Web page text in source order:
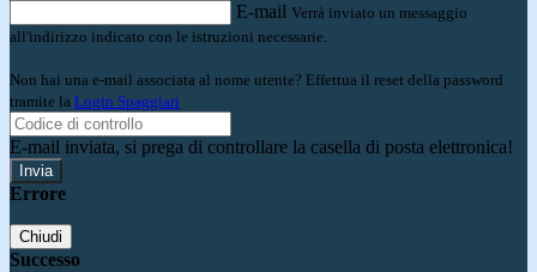
E-mail Verrà inviato un messaggio
all'indirizzo indicato con le istruzioni necessarie.
Non hai una e-mail associata al nome utente? Effettua il reset della password
tramite la Login Spaggiari
E-mail inviata, si prega di controllare la casella di posta elettronica!
Errore
Chiudi
Successo